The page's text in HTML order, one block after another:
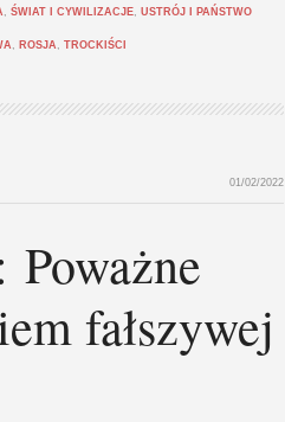
, ŚWIAT I CYWILIZACJE, USTRÓJ I PAŃSTWO
, ROSJA , TROCKIŚCI
01/02/2022
fałszywej